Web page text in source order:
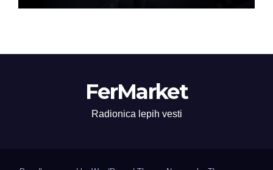
FerMarket
Radionica lepih vesti